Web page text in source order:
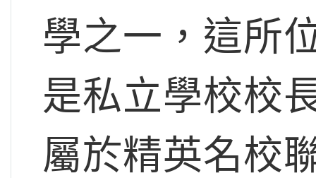
學之一，這所
是私立學校校
屬於精英名校